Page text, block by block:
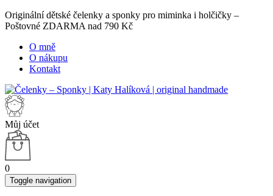
Originální dětské čelenky a sponky pro miminka i holčičky –
Poštovné ZDARMA nad 790 Kč
O mně
O nákupu
Kontakt
Můj účet
0
Toggle navigation